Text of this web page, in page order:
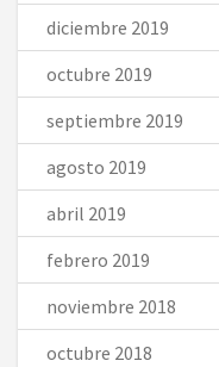
diciembre 2019
octubre 2019
septiembre 2019
agosto 2019
abril 2019
febrero 2019
noviembre 2018
octubre 2018